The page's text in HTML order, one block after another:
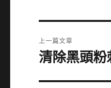
章
上一篇文章
上
篇
清除黑頭